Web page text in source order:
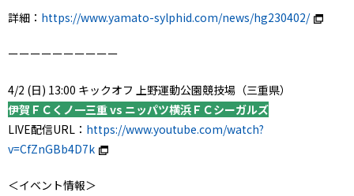
詳細： https://www.yamato-sylphid.com/news/hg230402/
ーーーーーーーーーー
4/2 (日) 13:00 キックオフ 上野運動公園競技場（三重県）
伊賀ＦＣくノ一三重 vs ニッパツ横浜ＦＣシーガルズ
LIVE配信URL： https://www.youtube.com/watch?
v=CfZnGBb4D7k
＜イベント情報＞